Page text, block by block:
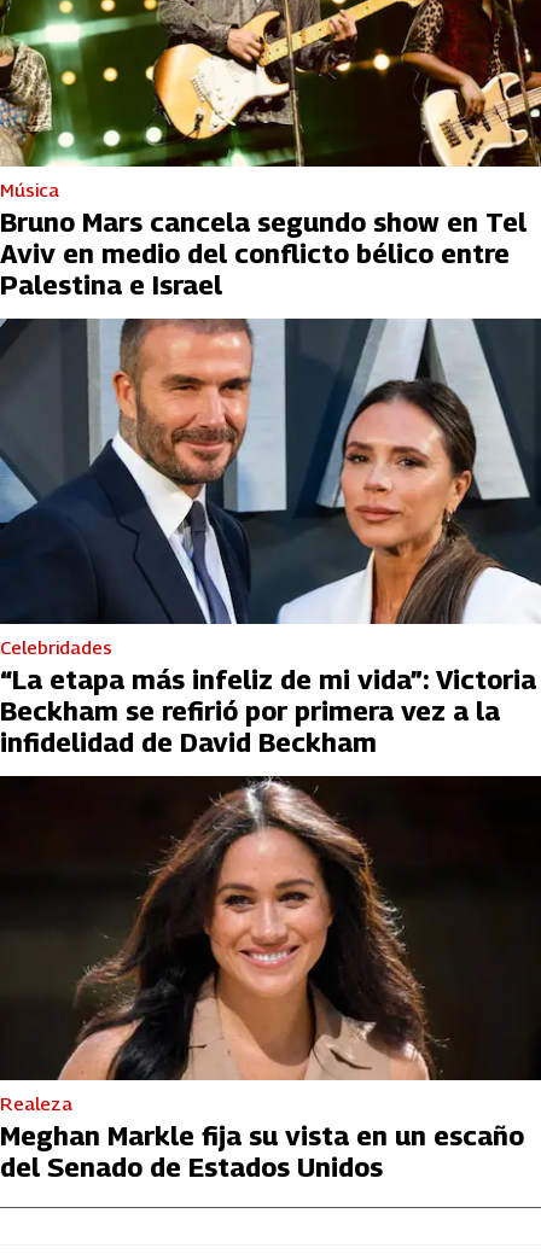
Música
Bruno Mars cancela segundo show en Tel
Aviv en medio del conflicto bélico entre
Palestina e Israel
Celebridades
“La etapa más infeliz de mi vida”: Victoria
Beckham se refirió por primera vez a la
infidelidad de David Beckham
Realeza
Meghan Markle fija su vista en un escaño
del Senado de Estados Unidos